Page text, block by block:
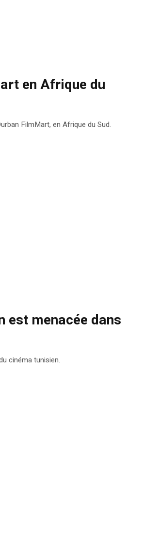
en Afrique du
FilmMart, en Afrique du Sud.
est menacée dans
cinéma tunisien.